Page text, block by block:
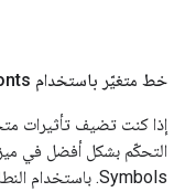
خط متغيّر باستخدام Google Fonts
Symbols. باستخدام النطاقات، بالتنسيق